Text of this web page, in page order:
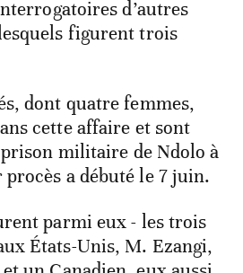
d’autres
figurent trois
dont quatre femmes,
cette affaire et sont
militaire de Ndolo à
a débuté le 7 juin.
parmi eux - les trois
États-Unis, M. Ezangi,